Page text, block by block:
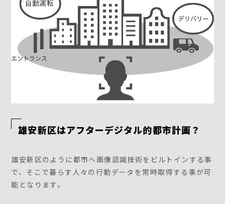
雄安新区はアフターデジタル的都市計画？
雄安新区のように都市へ画像認識技術をビルトインする事
で、そこで暮らす人々の行動データを常時取得する事が可
能となります。